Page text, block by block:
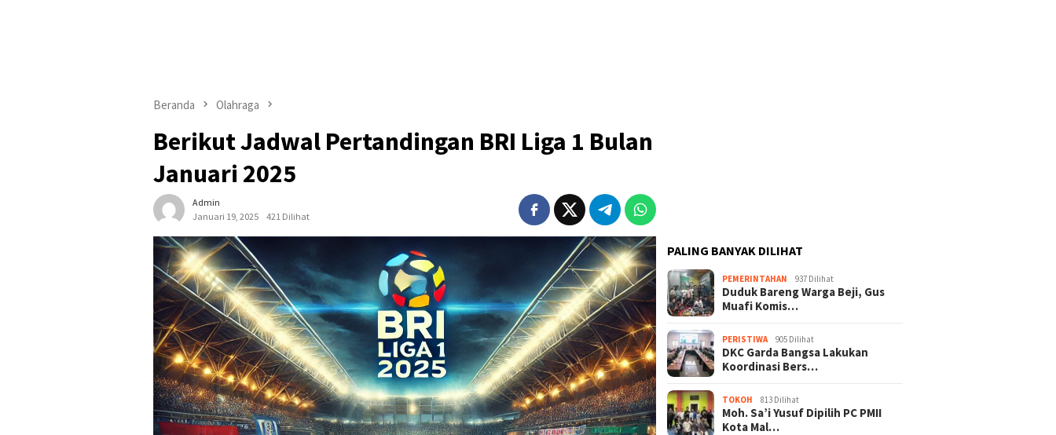
Beranda Olahraga
Berikut Jadwal Pertandingan BRI Liga 1 Bulan
Januari 2025
Admin
Januari 19, 2025
421 Dilihat
PALING BANYAK DILIHAT
PEMERINTAHAN 937 Dilihat
Duduk Bareng Warga Beji, Gus
Muafi Komis…
PERISTIWA 905 Dilihat
DKC Garda Bangsa Lakukan
Koordinasi Bers…
TOKOH 813 Dilihat
Moh. Sa’i Yusuf Dipilih PC PMII
Kota Mal…